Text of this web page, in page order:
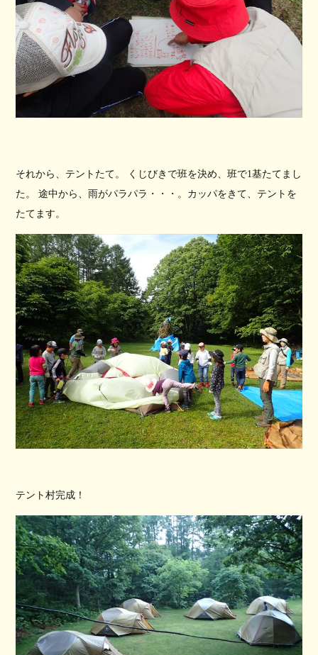
それから、テントたて。 くじびきで班を決め、班で1基たてまし
た。 途中から、雨がパラパラ・・・。カッパをきて、テントを
たてます。
テント村完成！